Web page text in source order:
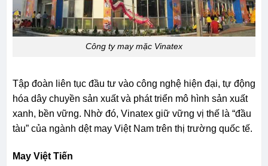
Công ty may mặc Vinatex
Tập đoàn liên tục đầu tư vào công nghệ hiện đại, tự động
hóa dây chuyền sản xuất và phát triển mô hình sản xuất
xanh, bền vững. Nhờ đó, Vinatex giữ vững vị thế là “đầu
tàu” của ngành dệt may Việt Nam trên thị trường quốc tế.
May Việt Tiến